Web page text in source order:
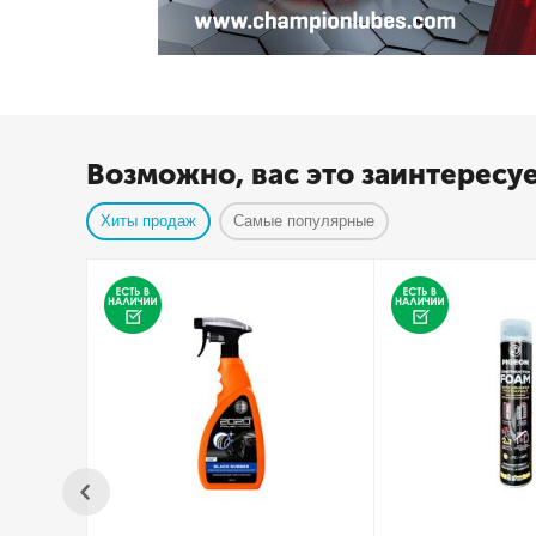
Возможно, вас это
Хиты продаж Самые популярные